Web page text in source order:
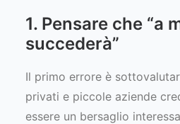
1. Pensare che “a
succederà”
Il primo errore è
privati e piccole aziende
essere un bersaglio